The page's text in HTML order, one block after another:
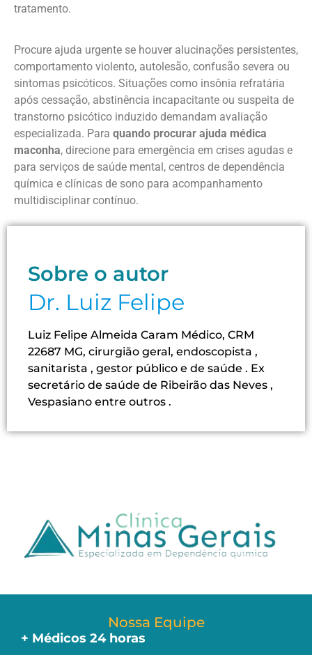
tratamento.
Procure ajuda urgente se houver alucinações persistentes,
comportamento violento, autolesão, confusão severa ou
sintomas psicóticos. Situações como insônia refratária
após cessação, abstinência incapacitante ou suspeita de
transtorno psicótico induzido demandam avaliação
especializada. Para quando procurar ajuda médica
maconha, direcione para emergência em crises agudas e
para serviços de saúde mental, centros de dependência
química e clínicas de sono para acompanhamento
multidisciplinar contínuo.
Sobre o autor
Dr. Luiz Felipe
Luiz Felipe Almeida Caram Médico, CRM
22687 MG, cirurgião geral, endoscopista ,
sanitarista , gestor público e de saúde . Ex
secretário de saúde de Ribeirão das Neves ,
Vespasiano entre outros .
Nossa Equipe
+ Médicos 24 horas